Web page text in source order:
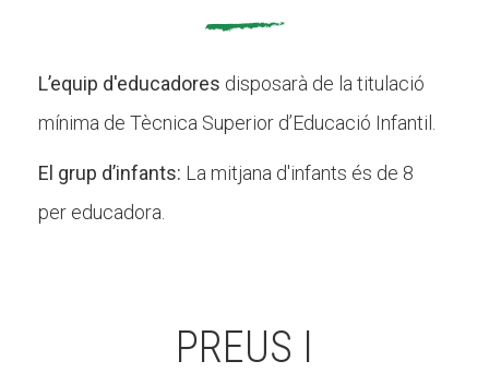
L’equip d'educadores disposarà de la titulació
mínima de Tècnica Superior d’Educació Infantil.
El grup d’infants: La mitjana d'infants és de 8
per educadora.
PREUS I